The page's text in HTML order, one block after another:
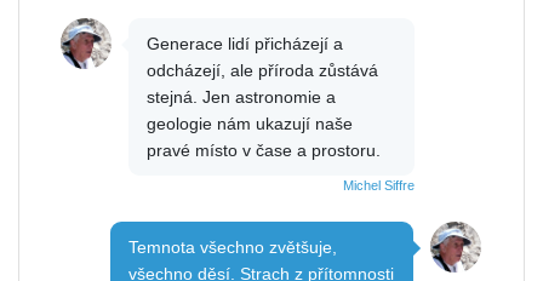
Generace lidí přicházejí a
odcházejí, ale příroda zůstává
stejná. Jen astronomie a
geologie nám ukazují naše
pravé místo v čase a prostoru.
Michel Siffre
Temnota všechno zvětšuje,
všechno děsí. Strach z přítomnosti